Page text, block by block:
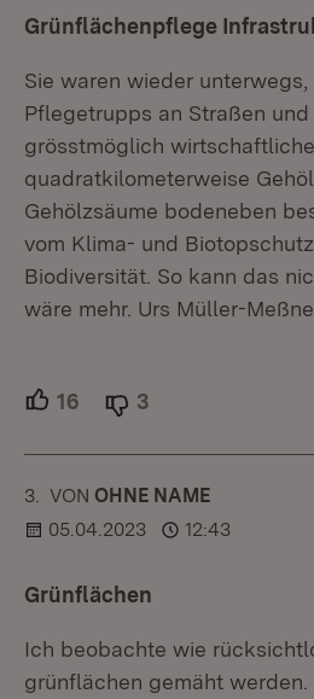
Grünflächenpflege
Sie waren wieder
Pflegetrupps an Straßen
grösstmöglich
quadratkilometerweise
Gehölzsäume bodeneben
vom Klima- und
Biodiversität. So kann das
wäre mehr. Urs Müller-
16 Unterstützer.
3
3. KOMMENTAR
VON :OHNE NAME
05.04.2023
12:43
Grünflächen
Ich beobachte wie
grünflächen gemäht